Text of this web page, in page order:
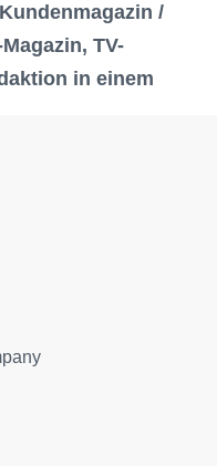
/
TV-
in einem